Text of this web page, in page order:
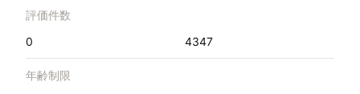
評価件数
0
4347
年齢制限